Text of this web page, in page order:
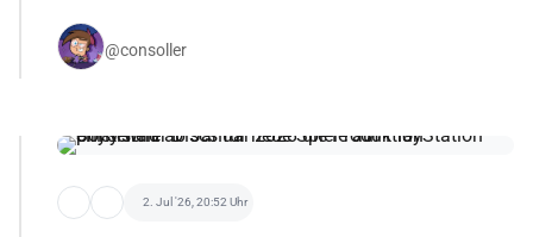
@consoller
2. Jul '26, 20:52 Uhr